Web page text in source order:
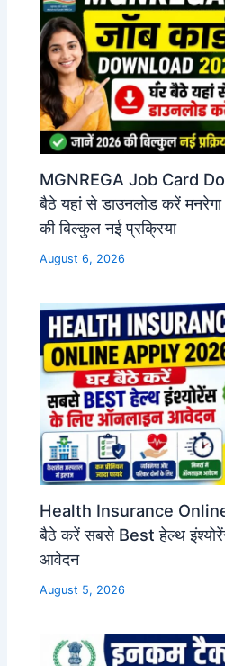
MGNREGA Job Card
बैठे यहां से डाउनलोड करें
की बिल्कुल नई प्रक्रिया
August 6, 2026
Health Insurance
बैठे करें सबसे Best हेल्थ
आवेदन
August 5, 2026